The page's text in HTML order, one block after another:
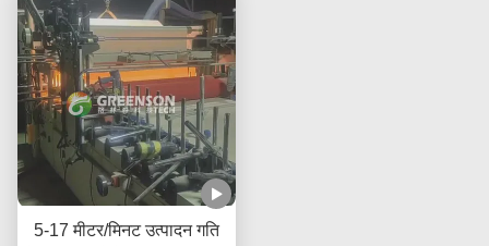
5-17 मीटर/मिनट उत्पादन गति